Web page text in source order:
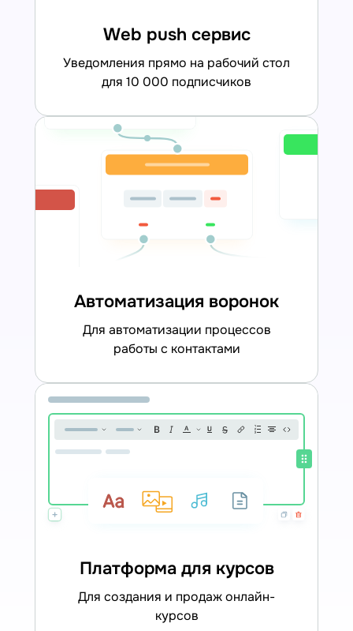
Web push сервис
уведомления прямо на рабочий стол
для 10 000 подписчиков
Автоматизация воронок
для автоматизации процессов
работы с контактами
Платформа для курсов
для создания и продаж онлайн-
курсов